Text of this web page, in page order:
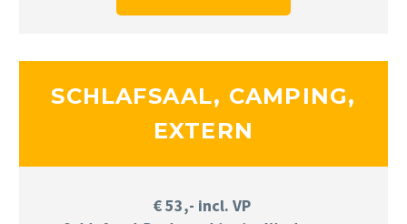
SCHLAFSAAL, CAMPING,
EXTERN
€ 53,- incl. VP